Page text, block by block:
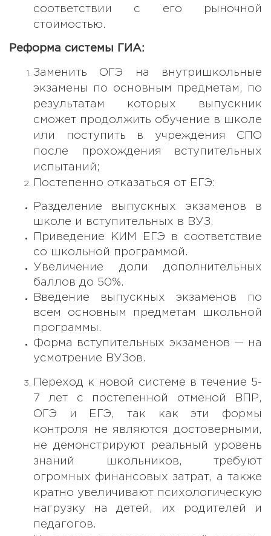
соответствии с его рыночной
стоимостью.
Реформа системы ГИА:
Заменить ОГЭ на внутришкольные
экзамены по основным предметам, по
результатам которых выпускник
сможет продолжить обучение в школе
или поступить в учреждения СПО
после прохождения вступительных
испытаний;
Постепенно отказаться от ЕГЭ:
Разделение выпускных экзаменов в
школе и вступительных в ВУЗ.
Приведение КИМ ЕГЭ в соответствие
со школьной программой.
Увеличение доли дополнительных
баллов до 50%.
Введение выпускных экзаменов по
всем основным предметам школьной
программы.
Форма вступительных экзаменов — на
усмотрение ВУЗов.
Переход к новой системе в течение 5-
7 лет с постепенной отменой ВПР,
ОГЭ и ЕГЭ, так как эти формы
контроля не являются достоверными,
не демонстрируют реальный уровень
знаний школьников, требуют
огромных финансовых затрат, а также
кратно увеличивают психологическую
нагрузку на детей, их родителей и
педагогов.